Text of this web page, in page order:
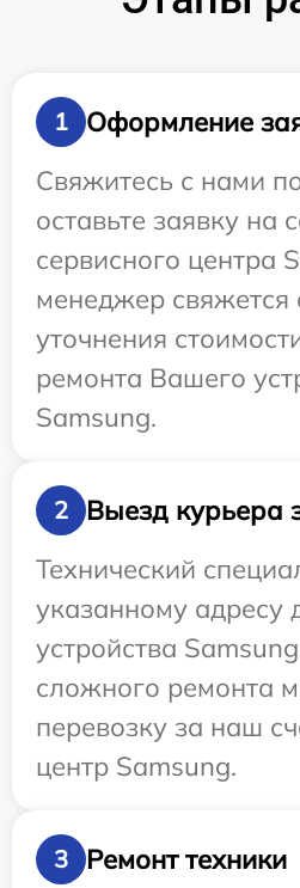
1
Оформление
Свяжитесь с нами
оставьте заявку на
сервисного центра
менеджер свяжется
уточнения
ремонта Вашего
Samsung.
2
Выезд курьера
Технический
указанному адресу
устройства
сложного ремонта
перевозку за наш
центр Samsung.
3
Ремонт техники